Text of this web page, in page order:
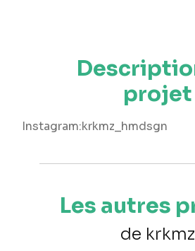
projet
Instagram:krkmz_hmdsgn
Les autres
de krkmz